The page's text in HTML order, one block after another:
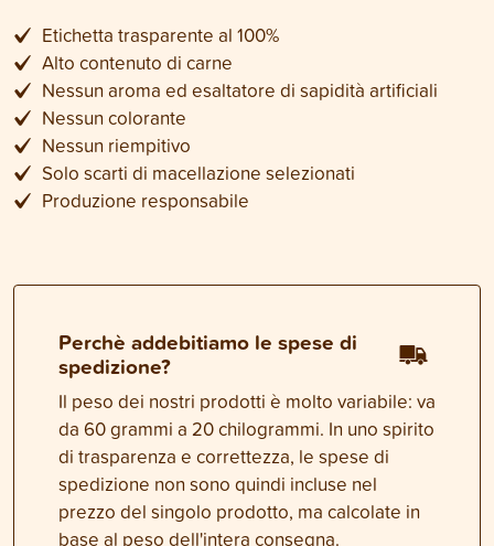
Etichetta trasparente al 100%
Alto contenuto di carne
Nessun aroma ed esaltatore di sapidità artificiali
Nessun colorante
Nessun riempitivo
Solo scarti di macellazione selezionati
Produzione responsabile
Perchè addebitiamo le spese di
spedizione?
Il peso dei nostri prodotti è molto variabile: va
da 60 grammi a 20 chilogrammi. In uno spirito
di trasparenza e correttezza, le spese di
spedizione non sono quindi incluse nel
prezzo del singolo prodotto, ma calcolate in
base al peso dell'intera consegna.